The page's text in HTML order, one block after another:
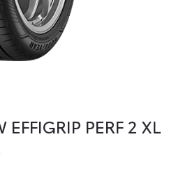
PERF 2 XL